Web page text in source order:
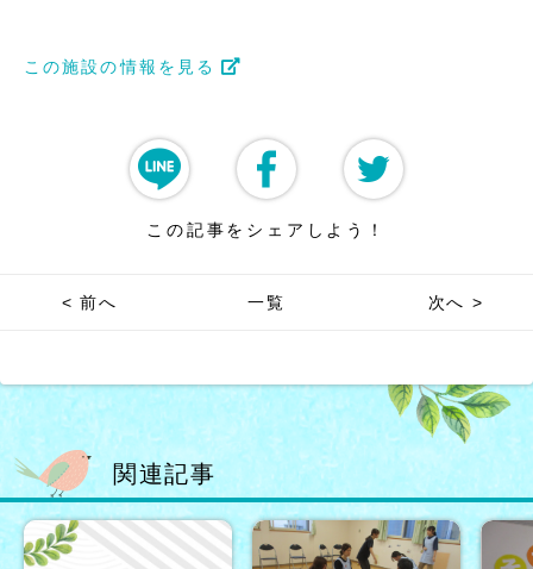
この施設の情報を見る
この記事をシェアしよう！
< 前へ 一覧 次へ >
関連記事